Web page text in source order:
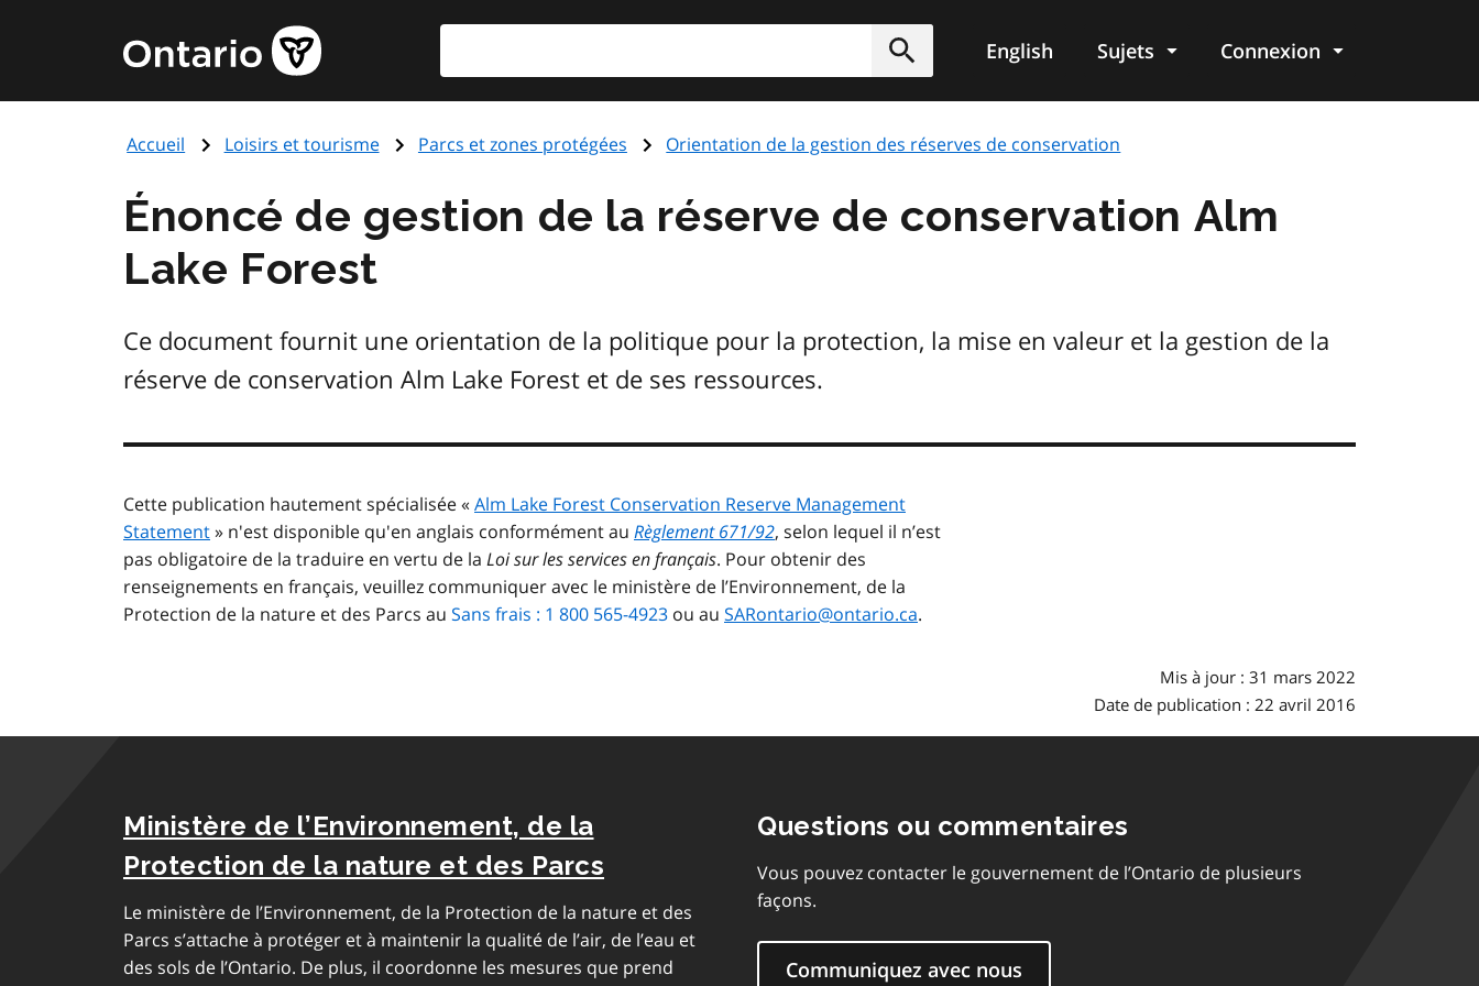
principal
Page
d'accueil
de
Soumettre
English Sujets Connexion
Accueil Loisirs et tourisme Parcs et zones protégées Orientation de la gestion des réserves de conservation
Énoncé de gestion de la réserve de conservation Alm
Lake Forest
Ce document fournit une orientation de la politique pour la protection, la mise en valeur et la gestion de la
réserve de conservation Alm Lake Forest et de ses ressources.
Cette publication hautement spécialisée « Alm Lake Forest Conservation Reserve Management
Statement» n'est disponible qu'en anglais conformément au Règlement 671/92, selon lequel il n’est
pas obligatoire de la traduire en vertu de la Loi sur les services en français. Pour obtenir des
renseignements en français, veuillez communiquer avec le ministère de l’Environnement, de la
Protection de la nature et des Parcs au Sans frais : 1 800 565-4923 ou au SARontario@ontario.ca.
Mis à jour : 31 mars 2022
Date de publication : 22 avril 2016
Ministère de l’Environnement, de la
Protection de la nature et des Parcs
Le ministère de l’Environnement, de la Protection de la nature et des
Parcs s’attache à protéger et à maintenir la qualité de l’air, de l’eau et
des sols de l’Ontario. De plus, il coordonne les mesures que prend
Questions ou commentaires
Vous pouvez contacter le gouvernement de l’Ontario de plusieurs
façons.
Communiquez avec nous